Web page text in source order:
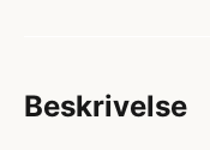
Beskrivelse